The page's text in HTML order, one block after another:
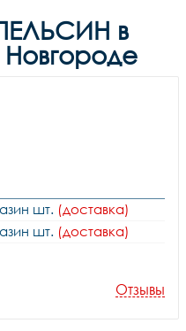
в
шт. (доставка)
шт. (доставка)
Отзывы